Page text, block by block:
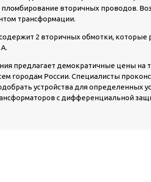
пломбирование вторичных проводов.
трансформации.
2 вторичных обмотки,
предлагает демократичные цены на
городам России. Специалисты
устройства для определенных
с дифференциальной